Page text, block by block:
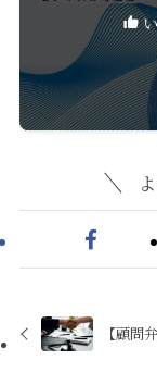
【顧問